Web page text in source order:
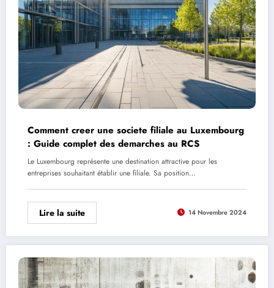
Comment creer une societe filiale au Luxembourg
: Guide complet des demarches au RCS
Le Luxembourg représente une destination attractive pour les
entreprises souhaitant établir une filiale. Sa position…
Lire la suite 14 Novembre 2024